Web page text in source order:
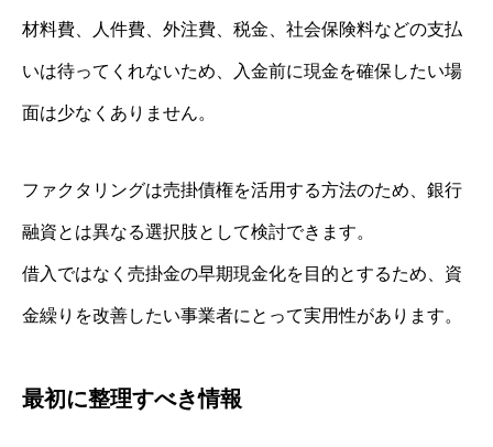
材料費、人件費、外注費、税金、社会保険料などの支払
いは待ってくれないため、入金前に現金を確保したい場
面は少なくありません。
ファクタリングは売掛債権を活用する方法のため、銀行
融資とは異なる選択肢として検討できます。
借入ではなく売掛金の早期現金化を目的とするため、資
金繰りを改善したい事業者にとって実用性があります。
最初に整理すべき情報